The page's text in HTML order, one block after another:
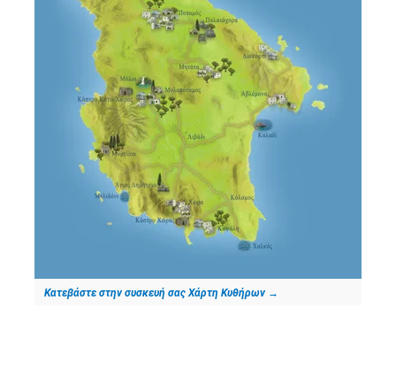
Κατεβάστε στην συσκευή σας Χάρτη Κυθήρων →